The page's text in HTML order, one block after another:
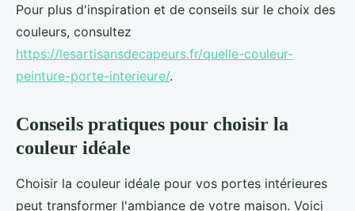
Pour plus d'inspiration et de conseils sur le choix des
couleurs, consultez
https://lesartisansdecapeurs.fr/quelle-couleur-
peinture-porte-interieure/.
Conseils pratiques pour choisir la
couleur idéale
Choisir la couleur idéale pour vos portes intérieures
peut transformer l'ambiance de votre maison. Voici